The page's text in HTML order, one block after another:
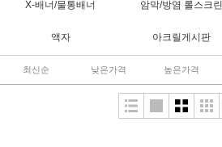
X-배너/물통배너 암막/방염 롤스크린
액자 아크릴게시판
최신순 낮은가격 높은가격